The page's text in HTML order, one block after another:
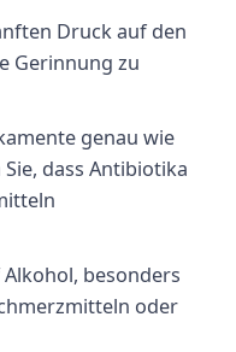
Druck auf den
Gerinnung zu
genau wie
dass Antibiotika
besonders
oder